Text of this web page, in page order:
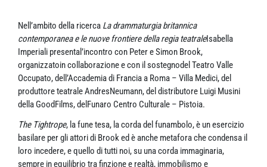
Nell’ambito della ricerca La drammaturgia britannica
contemporanea e le nuove frontiere della regia teatraleIsabella
Imperiali presental’incontro con Peter e Simon Brook,
organizzatoin collaborazione e con il sostegnodel Teatro Valle
Occupato, dell’Accademia di Francia a Roma – Villa Medici, del
produttore teatrale AndresNeumann, del distributore Luigi Musini
della GoodFilms, delFunaro Centro Culturale – Pistoia.
The Tightrope, la fune tesa, la corda del funambolo, è un esercizio
basilare per gli attori di Brook ed è anche metafora che condensa il
loro incedere, e quello di tutti noi, su una corda immaginaria,
sempre in equilibrio tra finzione e realtà, immobilismo e